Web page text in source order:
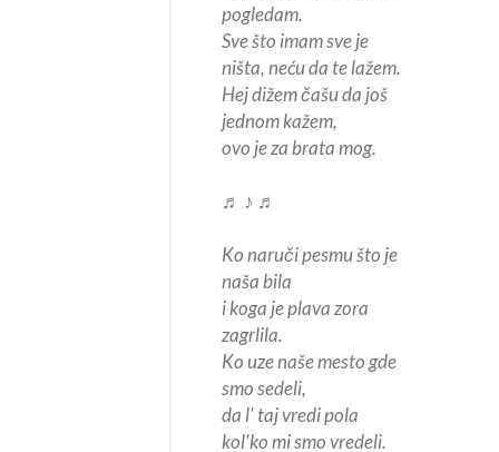
pogledam.
Sve što imam sve je
ništa, neću da te lažem.
Hej dižem čašu da još
jednom kažem,
ovo je za brata mog.
♬ ♪ ♬
Ko naruči pesmu što je
naša bila
i koga je plava zora
zagrlila.
Ko uze naše mesto gde
smo sedeli,
da l' taj vredi pola
kol'ko mi smo vredeli.